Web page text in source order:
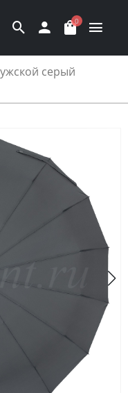
0
серый